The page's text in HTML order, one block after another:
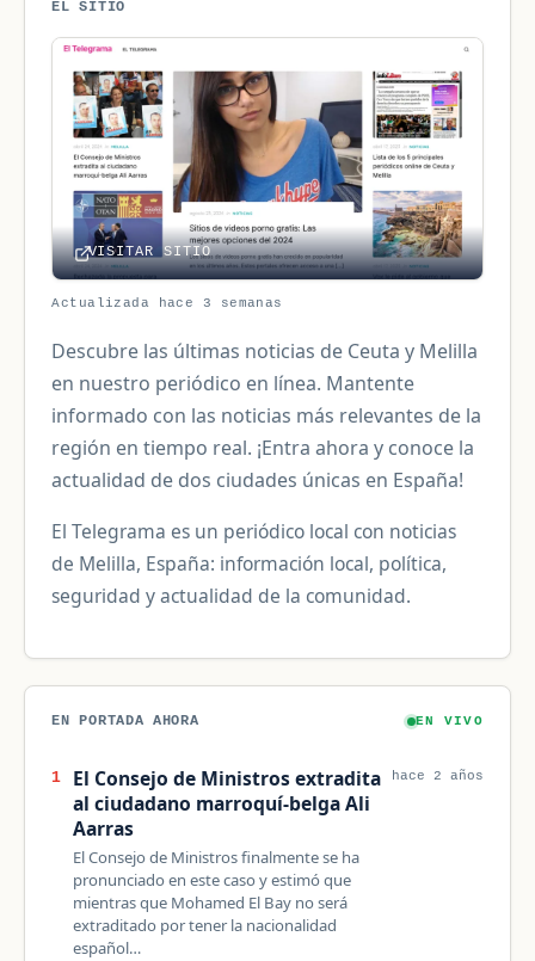
EL SITIO
VISITAR SITIO
Actualizada hace 3 semanas
Descubre las últimas noticias de Ceuta y Melilla
en nuestro periódico en línea. Mantente
informado con las noticias más relevantes de la
región en tiempo real. ¡Entra ahora y conoce la
actualidad de dos ciudades únicas en España!
El Telegrama es un periódico local con noticias
de Melilla, España: información local, política,
seguridad y actualidad de la comunidad.
EN PORTADA AHORA EN VIVO
1
El Consejo de Ministros extradita
al ciudadano marroquí-belga Ali
Aarras
El Consejo de Ministros finalmente se ha
pronunciado en este caso y estimó que
mientras que Mohamed El Bay no será
extraditado por tener la nacionalidad
español…
hace 2 años